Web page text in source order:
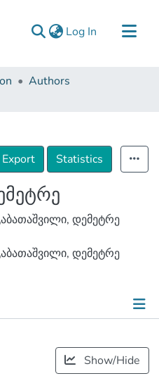
Log In (current)
Authors
Export Statistics
დემეტრე
დემეტრე
Show/Hide